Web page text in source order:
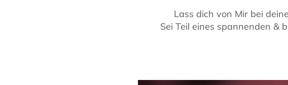
Lass dich von Mir bei
Sei Teil eines spannenden &